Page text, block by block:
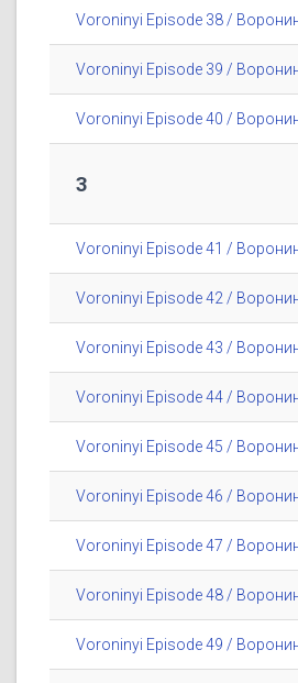
Voroninyi Episode 38 /
Voroninyi Episode 39 /
Voroninyi Episode 40 /
3
Voroninyi Episode 41 /
Voroninyi Episode 42 /
Voroninyi Episode 43 /
Voroninyi Episode 44 /
Voroninyi Episode 45 /
Voroninyi Episode 46 /
Voroninyi Episode 47 /
Voroninyi Episode 48 /
Voroninyi Episode 49 /